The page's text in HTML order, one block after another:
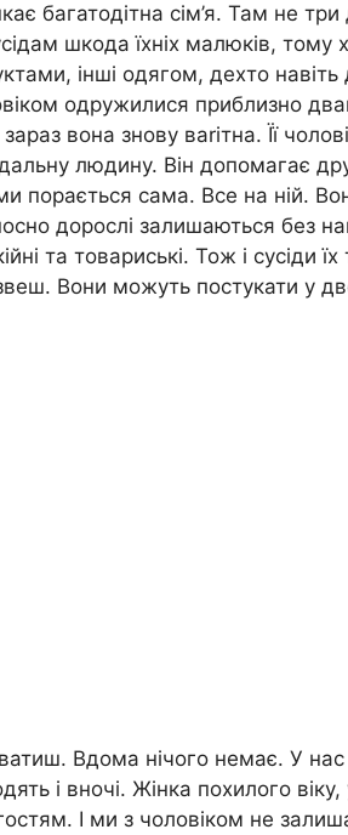
багатодітна сім’я. Там не три
шкода їхніх малюків,
інші одягом, дехто навіть
одружилися приблизно
вона знову ваrітна. Її
людину. Він допомагає
порається сама. Все на ній.
дорослі залишаються без
та товариські. Тож і сусіди
Вони можуть постукати у
Вдома нічого немає. У нас
і вночі. Жінка похилого
І ми з чоловіком не